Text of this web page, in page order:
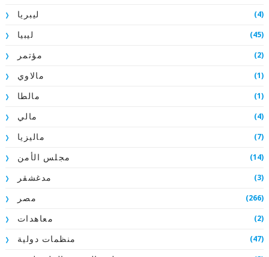
ليبريا (4)
ليبيا (45)
مؤتمر (2)
مالاوي (1)
مالطا (1)
مالي (4)
ماليزيا (7)
مجلس الأمن (14)
مدغشقر (3)
مصر (266)
معاهدات (2)
منظمات دولية (47)